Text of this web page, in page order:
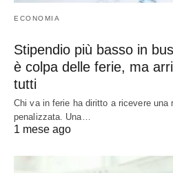
ECONOMIA
Stipendio più basso in
è colpa delle ferie, ma
tutti
Chi va in ferie ha diritto a ricevere una
penalizzata. Una…
1 mese ago